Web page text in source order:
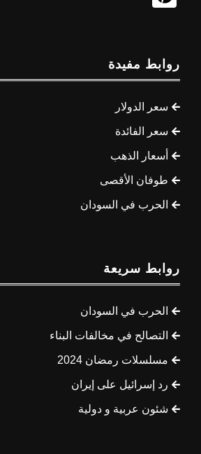
روابط مفيدة
سعر الدولار
سعر الفائدة
أسعار الذهب
طوفان الأقصى
الحرب في السودان
روابط سريعة
الحرب في السودان
التصالح في مخالفات البناء
مسلسلات رمضان 2024
رد إسرائيل على إيران
شئون عربية و دولية